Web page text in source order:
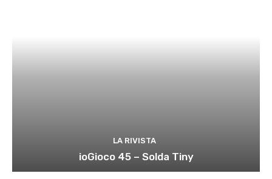
LA RIVISTA
ioGioco 45 – Solda Tiny